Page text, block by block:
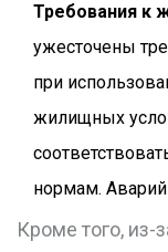
Требования к
ужесточены
при
жилищных
нормам.
Кроме того,